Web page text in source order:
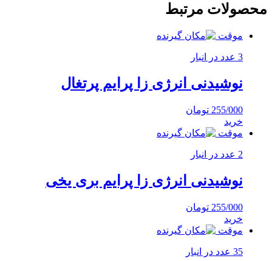
محصولات مرتبط
موقت
3 عدد در انبار
نوشیدنی انرژی زا پرایم پرتغال
255/000 تومان
خرید
موقت
2 عدد در انبار
نوشیدنی انرژی زا پرایم بری یخی
255/000 تومان
خرید
موقت
35 عدد در انبار